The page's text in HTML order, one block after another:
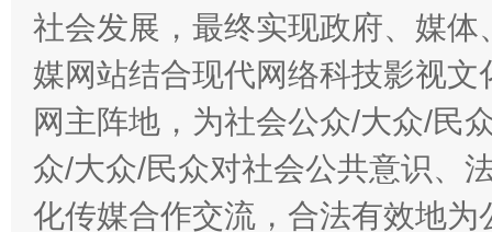
社会发展，最终实现政府、媒
媒网站结合现代网络科技影视
网主阵地，为社会公众/大众/民
众/大众/民众对社会公共意识、
化传媒合作交流，合法有效地